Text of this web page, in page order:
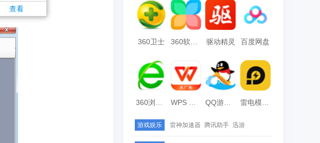
查看
360卫士 360软件管家 驱动精灵 百度网盘
雷电模拟器
游戏娱乐 雷神加速器 腾讯助手 迅游